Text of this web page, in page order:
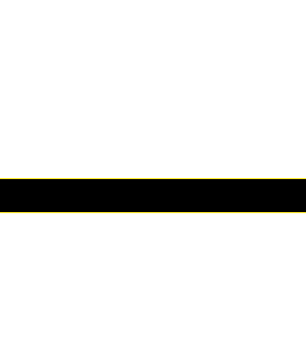
Debussy und V. Monti